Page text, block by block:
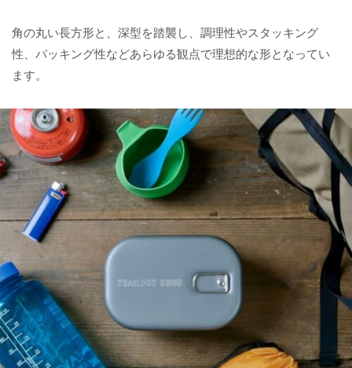
角の丸い長方形と、深型を踏襲し、調理性やスタッキング
性、パッキング性などあらゆる観点で理想的な形となってい
ます。